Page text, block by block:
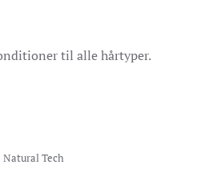
til alle hårtyper.
Natural Tech